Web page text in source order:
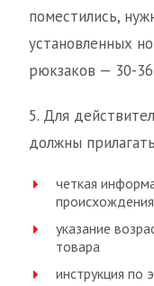
поместились,
установленных
рюкзаков — 30-
5. Для
должны
четкая
указание
товара
инструкция по